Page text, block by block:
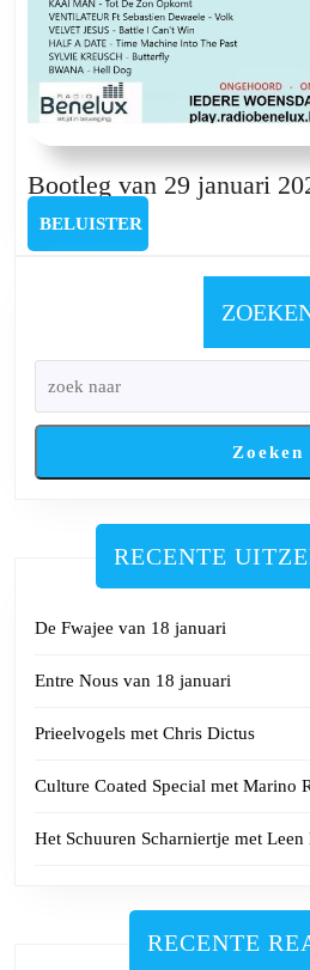
Bootleg van 29 januari
BELUISTER
Zoeken
RECENTE
De Fwajee van 18 januari
Entre Nous van 18 januari
Prieelvogels met Chris Dictus
Culture Coated Special met Marino
Het Schuuren Scharniertje met Leen
RECENTE